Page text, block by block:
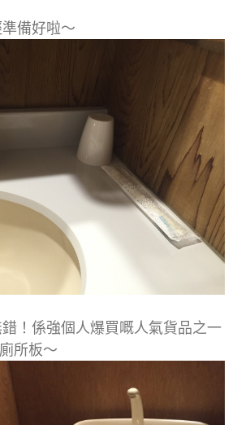
備好啦～
！係強個人爆買嘅人氣貨品之一
所板～